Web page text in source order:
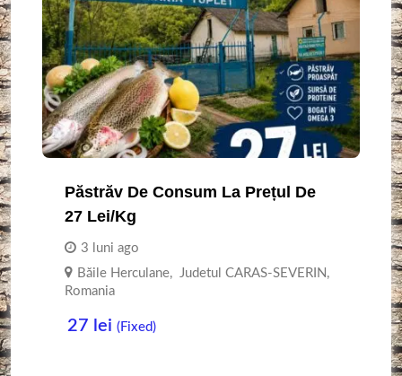
Păstrăv De Consum La Prețul De
27 Lei/kg
3 luni ago
Băile Herculane, Judetul CARAS-SEVERIN ,
Romania
27 lei (Fixed)